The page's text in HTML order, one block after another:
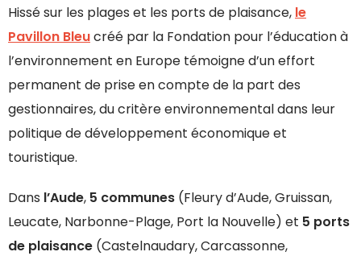
Hissé sur les plages et les ports de plaisance, le
Pavillon Bleucréé par la Fondation pour l’éducation à
l’environnement en Europe témoigne d’un effort
permanent de prise en compte de la part des
gestionnaires, du critère environnemental dans leur
politique de développement économique et
touristique.
Dans l’Aude, 5 communes (Fleury d’Aude, Gruissan,
Leucate, Narbonne-Plage, Port la Nouvelle) et 5 ports
de plaisance (Castelnaudary, Carcassonne,